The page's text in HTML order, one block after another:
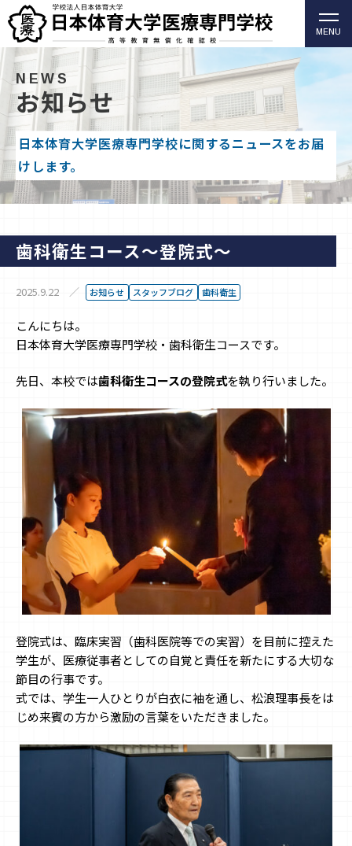
柔道整復師・歯科衛生士の日本体育大学医療専門学校
（高等教育無償化確認校）
MENU
NEWS
お知らせ
日本体育大学医療専門学校に関するニュースをお届
けします。
歯科衛生コース〜登院式〜
2025.9.22 お知らせ スタッフブログ 歯科衛生
こんにちは。
日本体育大学医療専門学校・歯科衛生コースです。
先日、本校では歯科衛生コースの登院式を執り行いました。
登院式は、臨床実習（歯科医院等での実習）を目前に控えた
学生が、医療従事者としての自覚と責任を新たにする大切な
節目の行事です。
式では、学生一人ひとりが白衣に袖を通し、松浪理事長をは
じめ来賓の方から激励の言葉をいただきました。